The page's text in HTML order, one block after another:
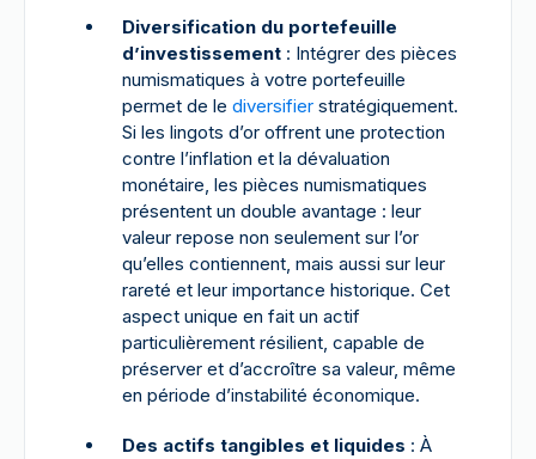
Diversification du portefeuille
d’investissement : Intégrer des pièces
numismatiques à votre portefeuille
permet de le diversifier stratégiquement.
Si les lingots d’or offrent une protection
contre l’inflation et la dévaluation
monétaire, les pièces numismatiques
présentent un double avantage : leur
valeur repose non seulement sur l’or
qu’elles contiennent, mais aussi sur leur
rareté et leur importance historique. Cet
aspect unique en fait un actif
particulièrement résilient, capable de
préserver et d’accroître sa valeur, même
en période d’instabilité économique.
Des actifs tangibles et liquides : À